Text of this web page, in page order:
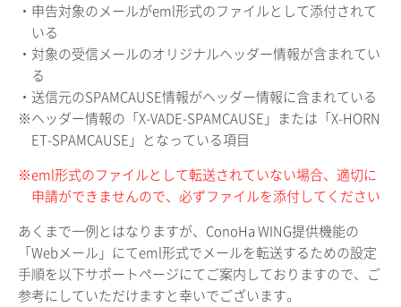
・申告対象のメールがeml形式のファイルとして添付されて
いる
・対象の受信メールのオリジナルヘッダー情報が含まれてい
る
・送信元のSPAMCAUSE情報がヘッダー情報に含まれている
※ヘッダー情報の「X-VADE-SPAMCAUSE」または「X-HORN
ET-SPAMCAUSE」となっている項目
※eml形式のファイルとして転送されていない場合、適切に
申請ができませんので、必ずファイルを添付してください
あくまで一例とはなりますが、ConoHa WING提供機能の
「Webメール」にてeml形式でメールを転送するための設定
手順を以下サポートページにてご案内しておりますので、ご
参考にしていただけますと幸いでございます。